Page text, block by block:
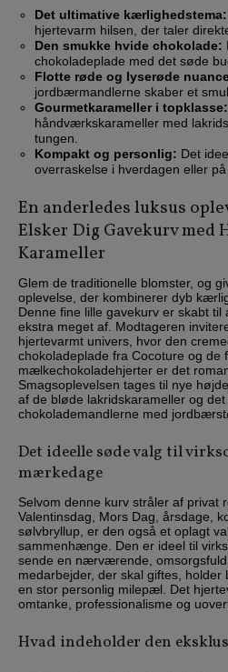
Det ultimative kærlighedstema:
hjertevarm hilsen, der taler
Den smukke hvide chokolade:
chokoladeplade med det søde
Flotte røde og lyserøde
jordbærmandlerne skaber et
Gourmetkarameller i topklasse:
håndværkskarameller med
tungen.
Kompakt og personlig: Det
overraskelse i hverdagen eller
En anderledes luksus
Elsker Dig Gavekurv med
Karameller
Glem de traditionelle blomster, og
oplevelse, der kombinerer dyb
Denne fine lille gavekurv er skabt
ekstra meget af. Modtageren
hjertevarmt univers, hvor den
chokoladeplade fra Cocoture og de
mælkechokoladehjerter er det
Smagsoplevelsen tages til nye
af de bløde lakridskarameller og
chokolademandlerne med
Det ideelle søde valg til
mærkedage
Selvom denne kurv stråler af privat
Valentinsdag, Mors Dag, årsdage,
sølvbryllup, er den også et oplagt
sammenhænge. Den er ideel til
sende en nærværende,
medarbejder, der skal giftes,
en stor personlig milepæl. Det
omtanke, professionalisme og
Hvad indeholder den